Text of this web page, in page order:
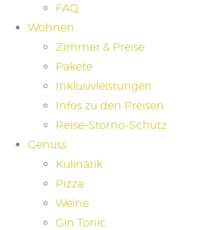
FAQ
Wohnen
Zimmer & Preise
Pakete
Inklusivleistungen
Infos zu den Preisen
Reise-Storno-Schutz
Genuss
Kulinarik
Pizza
Weine
Gin Tonic